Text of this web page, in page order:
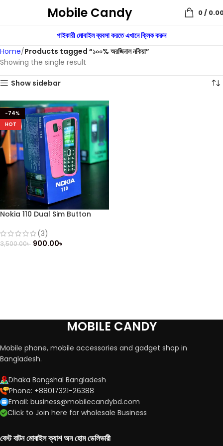
Mobile Candy 0/
পাইকারী মোবাইল ব্যবসা করতে এখানে ক্লিক করুন
Home Products tagged “১০০% অরজিনাল নকিয়া”
Showing the single result
Show sidebar
-74%
HOT
Nokia 110 Dual Sim Button
(3)
3,500.00৳ 900.00৳
MOBILE CANDY
Mobile phone, mobile accessories and gadget shop in
Bangladesh.
Dhaka Bongshal Bangladesh
Phone: +88017321-26388
Email: business@mobilecandybd.com
Click to Join here for wholesale Business
বেস্ট বাটন মোবাইল ক্যাশ অন হোম ডেলিভারী